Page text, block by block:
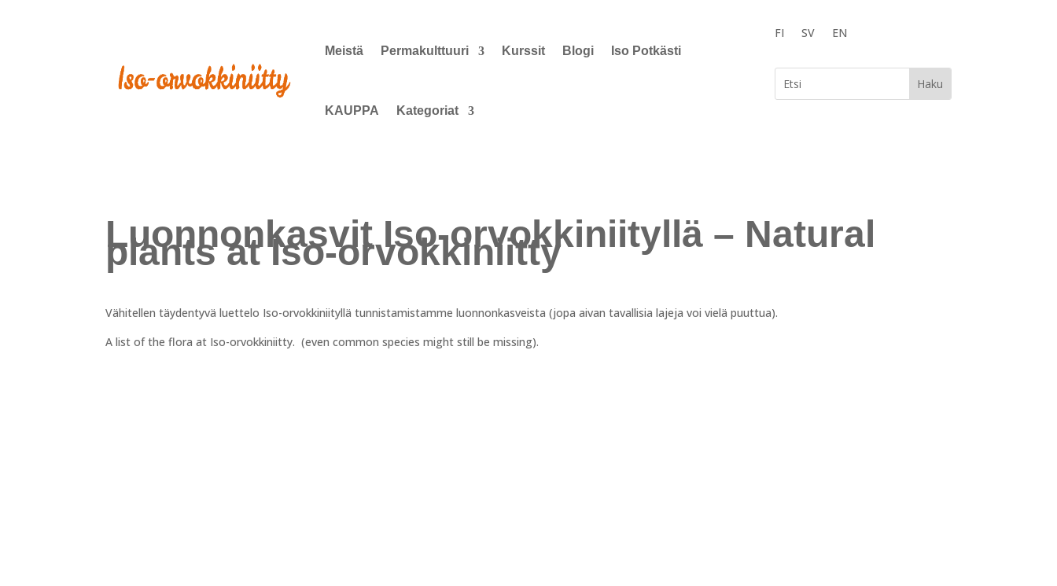
Meistä Permakulttuuri Kurssit Blogi Iso Potkästi
KAUPPA Kategoriat
FI SV EN
Luonnonkasvit Iso-orvokkiniityllä – Natural
plants at Iso-orvokkiniitty
Vähitellen täydentyvä luettelo Iso-orvokkiniityllä tunnistamistamme luonnonkasveista (jopa aivan tavallisia lajeja voi vielä puuttua).
A list of the flora at Iso-orvokkiniitty. (even common species might still be missing).